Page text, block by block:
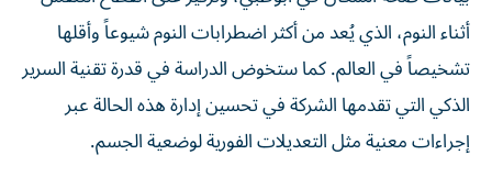
أثناء النوم، الذي يُعد من أكثر اضطرابات النوم شيوعاً وأقلها
تشخيصاً في العالم. كما ستخوض الدراسة في قدرة تقنية السرير
الذكي التي تقدمها الشركة في تحسين إدارة هذه الحالة عبر
إجراءات معنية مثل التعديلات الفورية لوضعية الجسم.